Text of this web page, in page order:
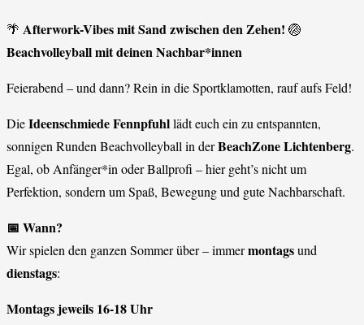
🌴 Afterwork-Vibes mit Sand zwischen den Zehen! 🏐
Beachvolleyball mit deinen Nachbar*innen
Feierabend – und dann? Rein in die Sportklamotten, rauf aufs Feld!
DieIdeenschmiede Fennpfuhllädt euch ein zu entspannten,
sonnigen Runden Beachvolleyball in derBeachZone Lichtenberg.
Egal, ob Anfänger*in oder Ballprofi – hier geht’s nicht um
Perfektion, sondern um Spaß, Bewegung und gute Nachbarschaft.
📅 Wann?
Wir spielen den ganzen Sommer über – immermontagsund
dienstags:
Montags jeweils 16-18 Uhr